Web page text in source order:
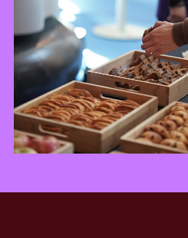
Facebook